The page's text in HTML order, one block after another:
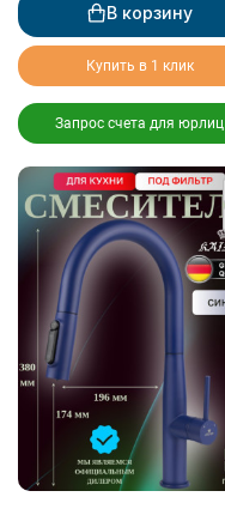
В корзину
Купить в 1 клик
Запрос счета для юрлиц